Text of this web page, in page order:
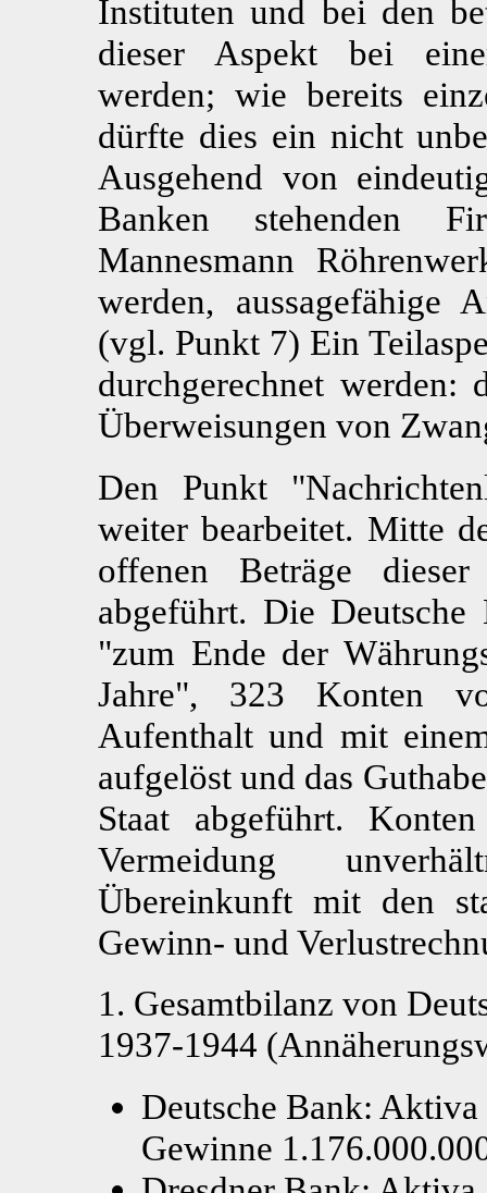
Instituten und bei den
dieser Aspekt bei
werden; wie bereits
dürfte dies ein nicht
Ausgehend von
Banken stehenden
Mannesmann
werden, aussagefähige
(vgl. Punkt 7) Ein
durchgerechnet
Überweisungen von
Den Punkt
weiter bearbeitet. Mitte
offenen Beträge
abgeführt. Die Deutsche
"zum Ende der
Jahre", 323 Konten
Aufenthalt und mit
aufgelöst und das
Staat abgeführt.
Vermeidung
Übereinkunft mit den
Gewinn- und
1. Gesamtbilanz von
1937-1944
Deutsche Bank:
Gewinne